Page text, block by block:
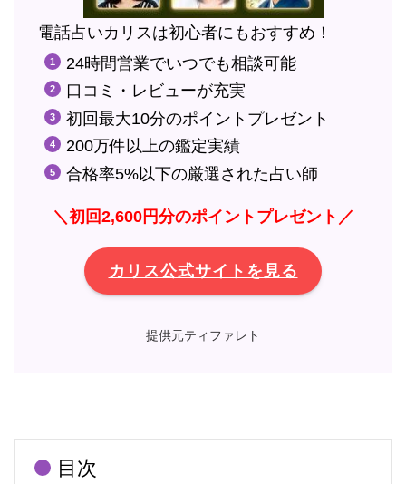
電話占いカリスは初心者にもおすすめ！
24時間営業でいつでも相談可能
口コミ・レビューが充実
初回最大10分のポイントプレゼント
200万件以上の鑑定実績
合格率5%以下の厳選された占い師
＼初回2,600円分のポイントプレゼント／
カリス公式サイトを見る
提供元ティファレト
目次